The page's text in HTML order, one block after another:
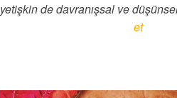
yetişkin de davranışsal ve
et